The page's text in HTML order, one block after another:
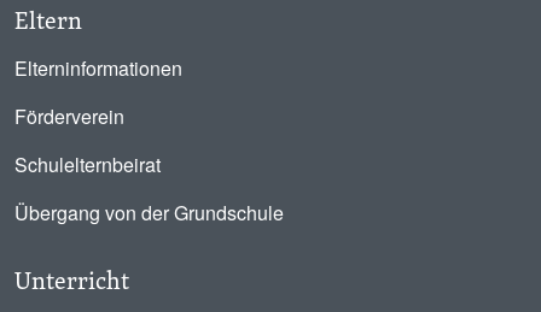
Eltern
Elterninformationen
Förderverein
Schulelternbeirat
Übergang von der Grundschule
Unterricht